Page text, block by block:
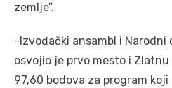
zemlje”.
-Izvođački ansambl i
osvojio je prvo mesto i
97,60 bodova za program